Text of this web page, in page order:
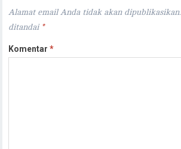
Alamat email Anda tidak akan dipublikasikan.
ditandai *
Komentar*